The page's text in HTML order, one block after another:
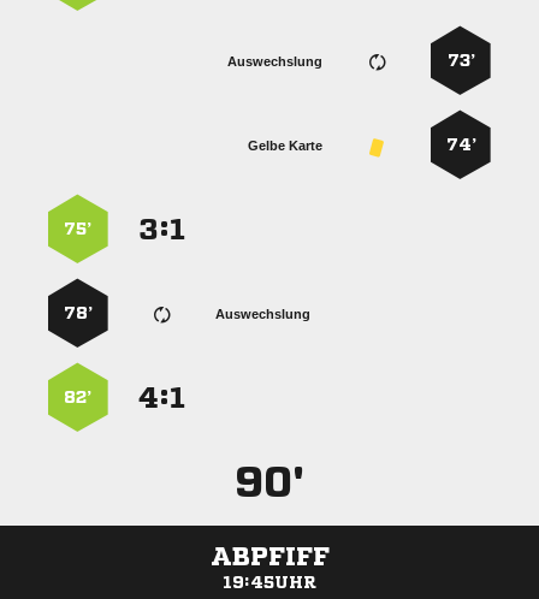
73’
Auswechslung
74’
Gelbe Karte
:
75’
Auswechslung
78’
:
82’
90'
ABPFIFF
19:45UHR